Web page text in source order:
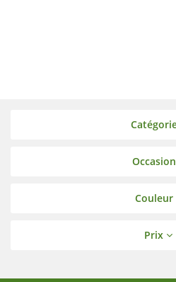
Occasion
Couleur
Prix